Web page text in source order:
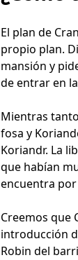
El plan de
propio plan.
mansión y
de entrar en
Mientras
fosa y
Koriandr. La
que habían
encuentra por
Creemos que
introducción
Robin del